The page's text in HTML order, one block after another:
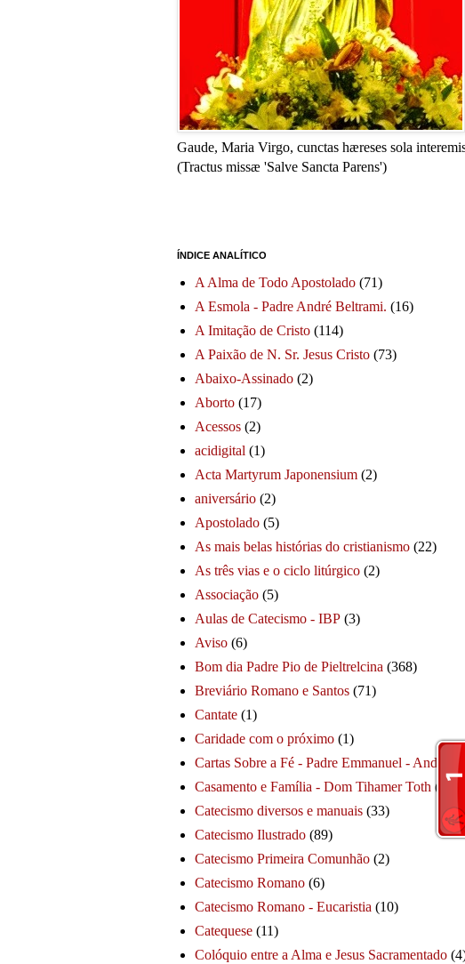
Gaude, Maria Virgo, cunctas hæreses sola
(Tractus missæ 'Salve Sancta Parens')
ÍNDICE ANALÍTICO
A Alma de Todo Apostolado (71)
A Esmola - Padre André Beltrami. (16)
A Imitação de Cristo (114)
A Paixão de N. Sr. Jesus Cristo (73)
Abaixo-Assinado (2)
Aborto (17)
Acessos (2)
acidigital (1)
Acta Martyrum Japonensium (2)
aniversário (2)
Apostolado (5)
As mais belas histórias do cristianismo (22)
As três vias e o ciclo litúrgico (2)
Associação (5)
Aulas de Catecismo - IBP (3)
Aviso (6)
Bom dia Padre Pio de Pieltrelcina (368)
Breviário Romano e Santos (71)
Cantate (1)
Caridade com o próximo (1)
Cartas Sobre a Fé - Padre Emmanuel - André
Casamento e Família - Dom Tihamer Toth (115)
Catecismo diversos e manuais (33)
Catecismo Ilustrado (89)
Catecismo Primeira Comunhão (2)
Catecismo Romano (6)
Catecismo Romano - Eucaristia (10)
Catequese (11)
Colóquio entre a Alma e Jesus Sacramentado